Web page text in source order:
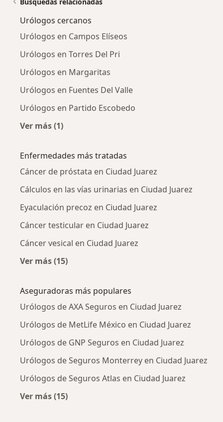
Urólogos cercanos
Urólogos en Campos Elíseos
Urólogos en Torres Del Pri
Urólogos en Margaritas
Urólogos en Fuentes Del Valle
Urólogos en Partido Escobedo
Ver más (1)
Enfermedades más tratadas
Cáncer de próstata en Ciudad Juarez
Cálculos en las vías urinarias en Ciudad Juarez
Eyaculación precoz en Ciudad Juarez
Cáncer testicular en Ciudad Juarez
Cáncer vesical en Ciudad Juarez
Ver más (15)
Aseguradoras más populares
Urólogos de AXA Seguros en Ciudad Juarez
Urólogos de MetLife México en Ciudad Juarez
Urólogos de GNP Seguros en Ciudad Juarez
Urólogos de Seguros Monterrey en Ciudad Juarez
Urólogos de Seguros Atlas en Ciudad Juarez
Ver más (15)